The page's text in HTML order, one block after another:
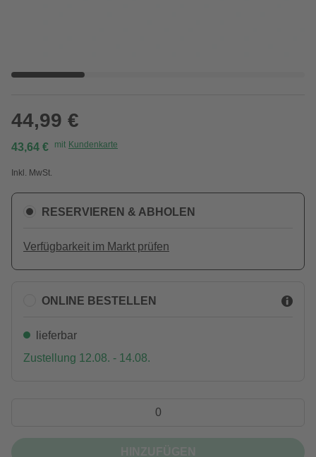
44,99 €
43,64 € mit Kundenkarte
Inkl. MwSt.
RESERVIEREN & ABHOLEN
Verfügbarkeit im Markt prüfen
ONLINE BESTELLEN
lieferbar
Zustellung 12.08. - 14.08.